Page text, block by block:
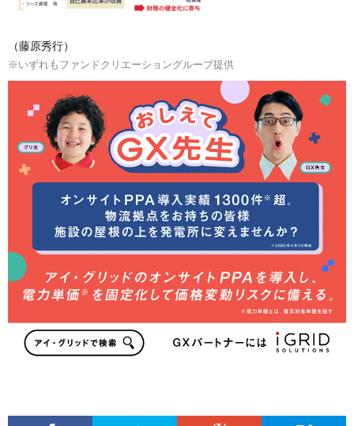
（藤原秀行）
※いずれもファンドクリエーショングループ提供